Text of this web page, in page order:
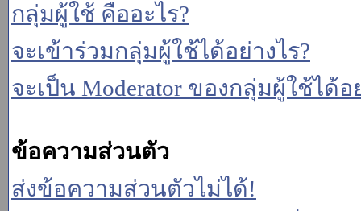
กลุ่มผู้ใช้ คืออะไร?
จะเข้าร่วมกลุ่มผู้ใช้ได้อย่างไร?
จะเป็น Moderator ของกลุ่มผู้ใช้ได้อ
ข้อความส่วนตัว
ส่งข้อความส่วนตัวไม่ได้!